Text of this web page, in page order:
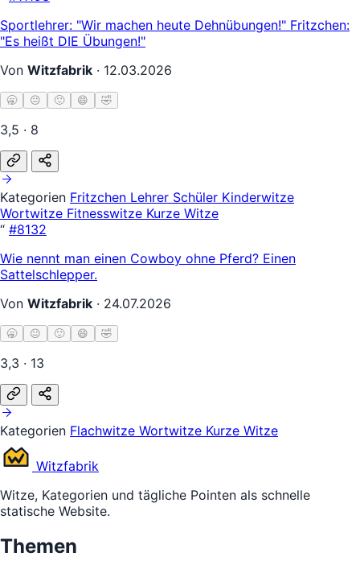
Sportlehrer: "Wir machen heute Dehnübungen!" Fritzchen:
"Es heißt DIE Übungen!"
Von Witzfabrik · 12.03.2026
🥱 😐 🙂 😄 🤣
3,5 · 8
Kategorien Fritzchen Lehrer Schüler Kinderwitze
Wortwitze Fitnesswitze Kurze Witze
“ #8132
Wie nennt man einen Cowboy ohne Pferd? Einen
Sattelschlepper.
Von Witzfabrik · 24.07.2026
🥱 😐 🙂 😄 🤣
3,3 · 13
Kategorien Flachwitze Wortwitze Kurze Witze
Witzfabrik
Witze, Kategorien und tägliche Pointen als schnelle
statische Website.
Themen